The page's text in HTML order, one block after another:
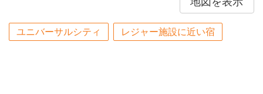
ユニバーサルシティ レジャー施設に近い宿